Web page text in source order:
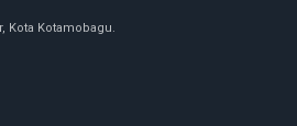
Kota Kotamobagu.